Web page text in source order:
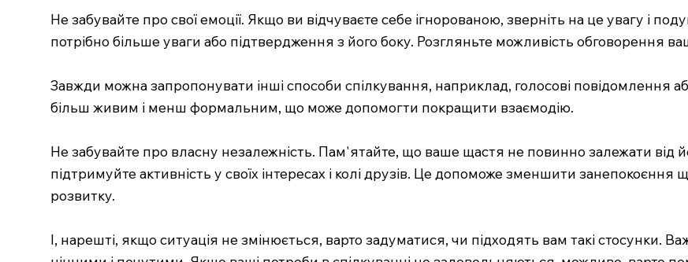
Не забувайте про свої емоції. Якщо ви відчуваєте себе ігнорованою, зверніть на це увагу і
потрібно більше уваги або підтвердження з його боку. Розгляньте можливість обговорення
Завжди можна запропонувати інші способи спілкування, наприклад, голосові повідомлення
більш живим і менш формальним, що може допомогти покращити взаємодію.
Не забувайте про власну незалежність. Пам'ятайте, що ваше щастя не повинно залежати від
підтримуйте активність у своїх інтересах і колі друзів. Це допоможе зменшити
розвитку.
І, нарешті, якщо ситуація не змінюється, варто задуматися, чи підходять вам такі стосунки.